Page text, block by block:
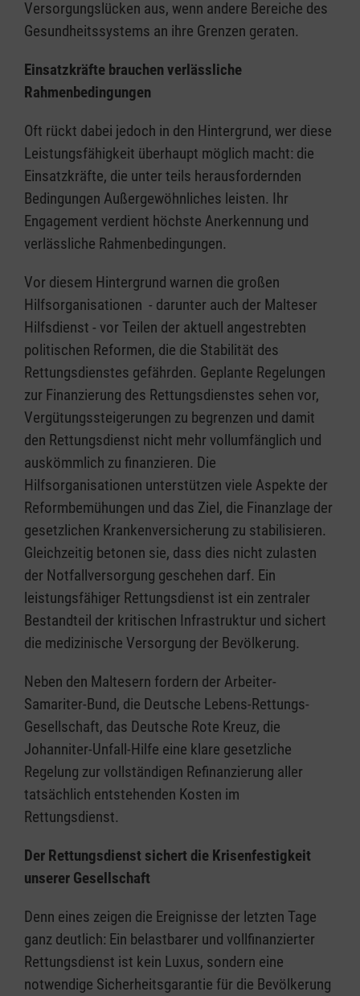
Versorgungslücken aus, wenn andere Bereiche des
Gesundheitssystems an ihre Grenzen geraten.
Einsatzkräfte brauchen verlässliche
Rahmenbedingungen
Oft rückt dabei jedoch in den Hintergrund, wer diese
Leistungsfähigkeit überhaupt möglich macht: die
Einsatzkräfte, die unter teils herausfordernden
Bedingungen Außergewöhnliches leisten. Ihr
Engagement verdient höchste Anerkennung und
verlässliche Rahmenbedingungen.
Vor diesem Hintergrund warnen die großen
Hilfsorganisationen - darunter auch der Malteser
Hilfsdienst - vor Teilen der aktuell angestrebten
politischen Reformen, die die Stabilität des
Rettungsdienstes gefährden. Geplante Regelungen
zur Finanzierung des Rettungsdienstes sehen vor,
Vergütungssteigerungen zu begrenzen und damit
den Rettungsdienst nicht mehr vollumfänglich und
auskömmlich zu finanzieren. Die
Hilfsorganisationen unterstützen viele Aspekte der
Reformbemühungen und das Ziel, die Finanzlage der
gesetzlichen Krankenversicherung zu stabilisieren.
Gleichzeitig betonen sie, dass dies nicht zulasten
der Notfallversorgung geschehen darf. Ein
leistungsfähiger Rettungsdienst ist ein zentraler
Bestandteil der kritischen Infrastruktur und sichert
die medizinische Versorgung der Bevölkerung.
Neben den Maltesern fordern der Arbeiter-
Samariter-Bund, die Deutsche Lebens-Rettungs-
Gesellschaft, das Deutsche Rote Kreuz, die
Johanniter-Unfall-Hilfe eine klare gesetzliche
Regelung zur vollständigen Refinanzierung aller
tatsächlich entstehenden Kosten im
Rettungsdienst.
Der Rettungsdienst sichert die Krisenfestigkeit
unserer Gesellschaft
Denn eines zeigen die Ereignisse der letzten Tage
ganz deutlich: Ein belastbarer und vollfinanzierter
Rettungsdienst ist kein Luxus, sondern eine
notwendige Sicherheitsgarantie für die Bevölkerung